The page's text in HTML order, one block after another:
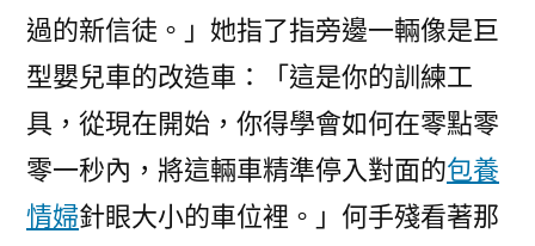
過的新信徒。」她指了指旁邊一輛像是巨
型嬰兒車的改造車：「這是你的訓練工
具，從現在開始，你得學會如何在零點零
零一秒內，將這輛車精準停入對面的包養
情婦針眼大小的車位裡。」何手殘看著那